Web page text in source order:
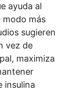
ayuda al
modo más
sugieren
vez de
maximiza
insulina